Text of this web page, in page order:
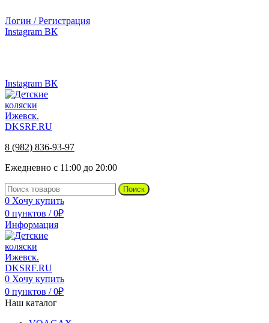
Логин / Регистрация
Instagram ВК
Instagram ВК
8 (982) 836-93-97
Ежедневно с 11:00 до 20:00
Поиск
0 Хочу купить
0 пунктов / 0₽
Информация
0 Хочу купить
0 пунктов / 0₽
Наш каталог